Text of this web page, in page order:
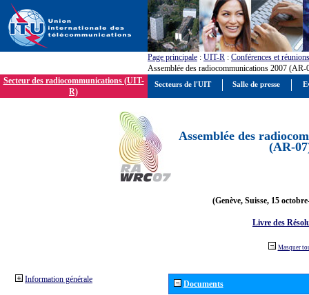
Page principale : UIT-R : Conférences et réunions
Assemblée des radiocommunications 2007 (AR-
Secteur des radiocommunications (UIT-
R)
Assemblée des
(AR-
(Genève, Suisse, 15
Livre des
Masquer
Information générale Documents
Secteurs de l'UIT Salle de presse